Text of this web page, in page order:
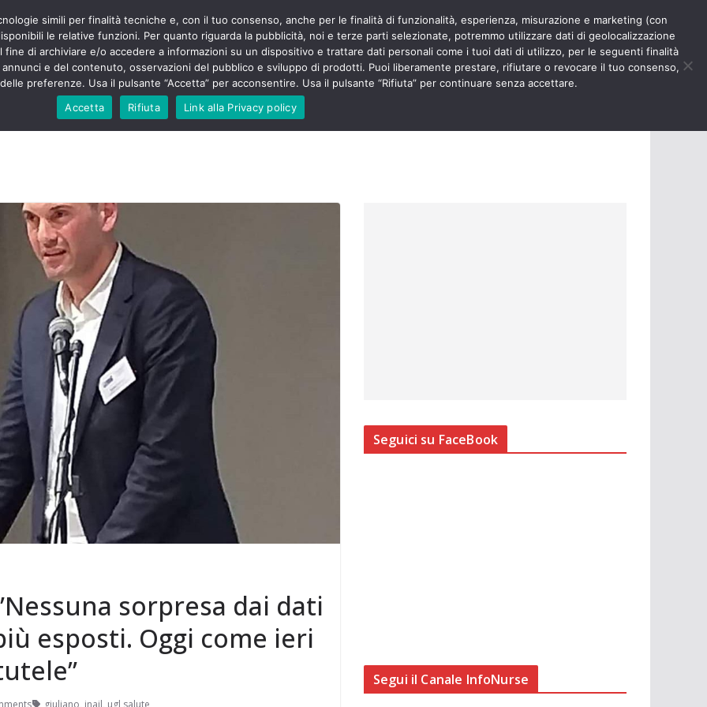
sono
senza
aggressioni
“tagli e
proclamato lo
Nursing Up contro
soccorso e
Up:
anche
POLITICA STUDENTI SALUTE COMUNICATI CURIOSITÀ NURSE TIMES
sorpresa dai dati
esposti. Oggi come ieri
giuliano, inail, ugl salute
Seguici su FaceBook
Segui il Canale InfoNurse
simili per finalità tecniche e, con il tuo consenso, anche per le finalità di funzionalità, esperienza, misurazione e marketing (con
le relative funzioni. Per quanto riguarda la pubblicità, noi e terze parti selezionate, potremmo utilizzare dati di geolocalizzazione
fine di archiviare e/o accedere a informazioni su un dispositivo e trattare dati personali come i tuoi dati di utilizzo, per le seguenti finalità
e del contenuto, osservazioni del pubblico e sviluppo di prodotti. Puoi liberamente prestare, rifiutare o revocare il tuo consenso,
preferenze. Usa il pulsante “Accetta” per acconsentire. Usa il pulsante “Rifiuta” per continuare senza accettare.
Accetta
Rifiuta Link alla Privacy policy